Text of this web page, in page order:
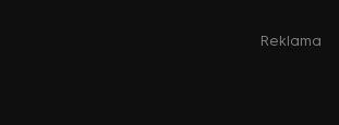
Reklama